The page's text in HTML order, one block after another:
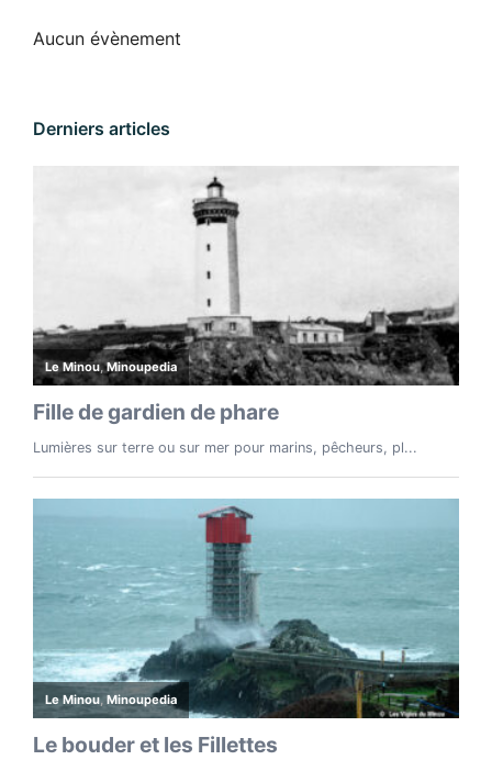
Aucun évènement
Derniers articles